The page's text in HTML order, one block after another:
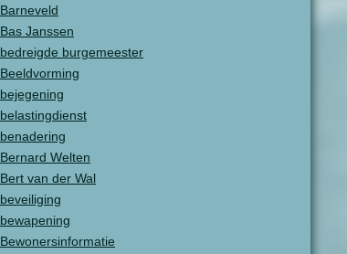
Barneveld
Bas Janssen
bedreigde burgemeester
Beeldvorming
bejegening
belastingdienst
benadering
Bernard Welten
Bert van der Wal
beveiliging
bewapening
Bewonersinformatie